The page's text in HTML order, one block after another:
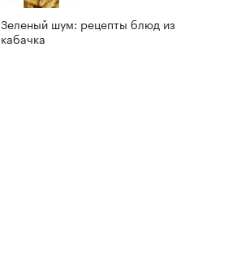
Зеленый шум: рецепты блюд из
кабачка